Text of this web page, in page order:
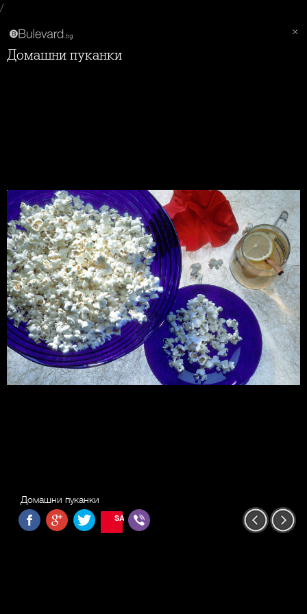
/
Домашни пуканки
Домашни пуканки
SAVE